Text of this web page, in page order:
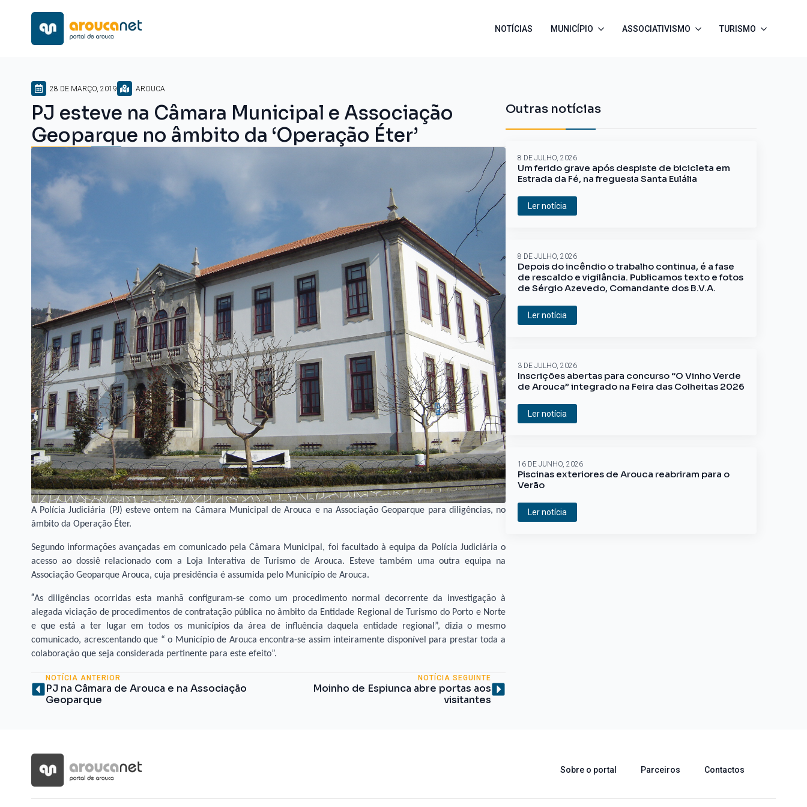
NOTÍCIAS MUNICÍPIO ASSOCIATIVISMO TURISMO
28 DE MARÇO, 2019 AROUCA
PJ esteve na Câmara Municipal e Associação
Geoparque no âmbito da ‘Operação Éter’
A Polícia Judiciária (PJ) esteve ontem na Câmara Municipal de Arouca e na Associação Geoparque para diligências, no
âmbito da Operação Éter.
Segundo informações avançadas em comunicado pela Câmara Municipal, foi facultado à equipa da Polícia Judiciária o
acesso ao dossiê relacionado com a Loja Interativa de Turismo de Arouca. Esteve também uma outra equipa na
Associação Geoparque Arouca, cuja presidência é assumida pelo Município de Arouca.
“As diligências ocorridas esta manhã configuram-se como um procedimento normal decorrente da investigação à
alegada viciação de procedimentos de contratação pública no âmbito da Entidade Regional de Turismo do Porto e Norte
e que está a ter lugar em todos os municípios da área de influência daquela entidade regional”, dizia o mesmo
comunicado, acrescentando que “ o Município de Arouca encontra-se assim inteiramente disponível para prestar toda a
colaboração que seja considerada pertinente para este efeito”.
NOTÍCIA ANTERIOR
PJ na Câmara de Arouca e na Associação
Geoparque
NOTÍCIA SEGUINTE
Moinho de Espiunca abre portas aos
visitantes
Outras notícias
Um ferido grave após despiste de bicicleta em
Estrada da Fé, na freguesia Santa Eulália
8 DE JULHO, 2026
Ler notícia
Depois do incêndio o trabalho continua, é a fase
de rescaldo e vigilância. Publicamos texto e fotos
de Sérgio Azevedo, Comandante dos B.V.A.
8 DE JULHO, 2026
Ler notícia
Inscrições abertas para concurso “O Vinho Verde
de Arouca” integrado na Feira das Colheitas 2026
3 DE JULHO, 2026
Ler notícia
Piscinas exteriores de Arouca reabriram para o
Verão
16 DE JUNHO, 2026
Ler notícia
Sobre o portal Parceiros Contactos